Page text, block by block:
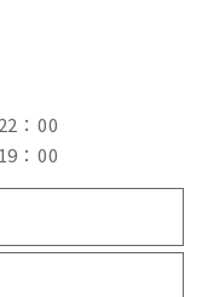
：00
：00